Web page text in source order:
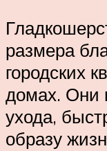
размера
городских
домах. Они
ухода,
образу